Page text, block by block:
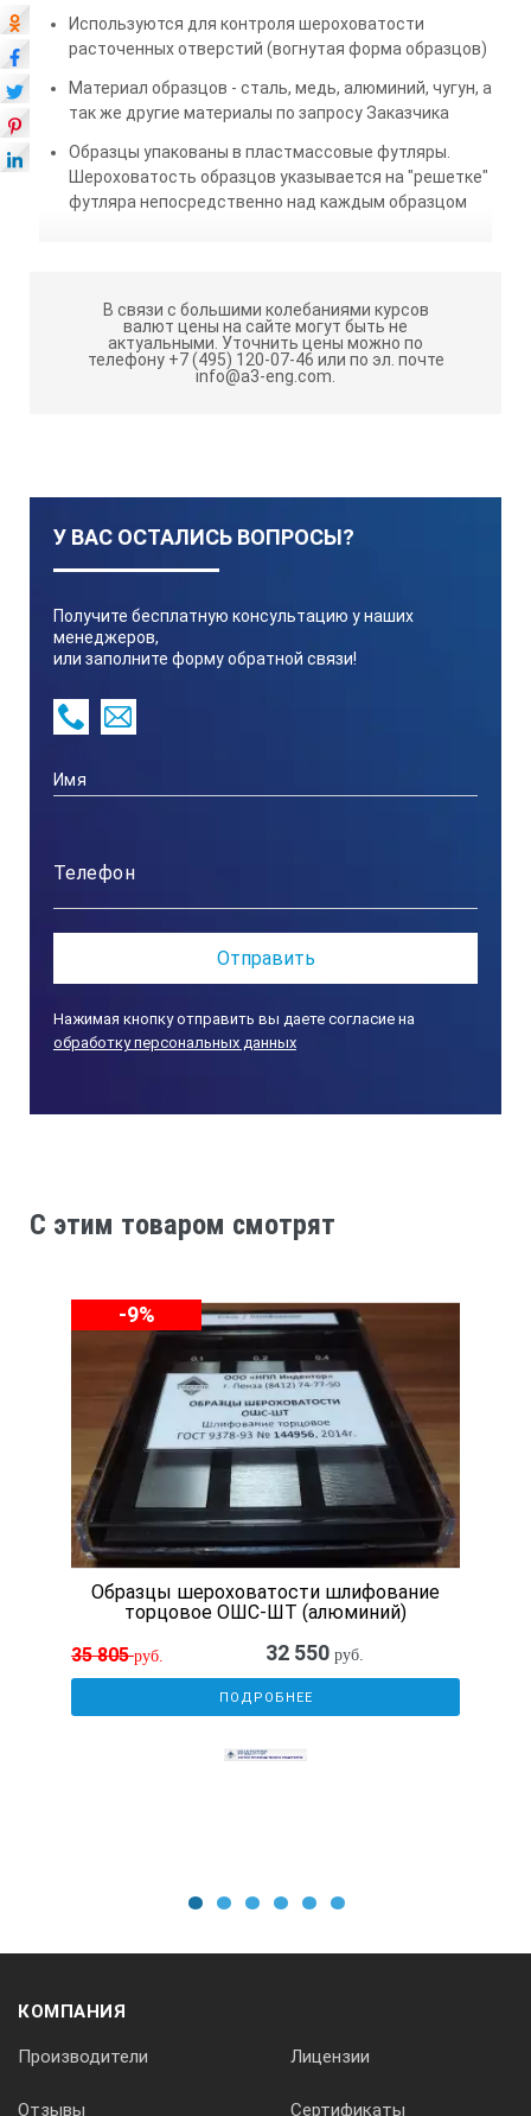
Используются для контроля шероховатости
расточенных отверстий (вогнутая форма образцов)
Материал образцов - сталь, медь, алюминий, чугун, а
так же другие материалы по запросу Заказчика
Образцы упакованы в пластмассовые футляры.
Шероховатость образцов указывается на "решетке"
футляра непосредственно над каждым образцом
В связи с большими колебаниями курсов
валют цены на сайте могут быть не
актуальными. Уточнить цены можно по
телефону +7 (495) 120-07-46 или по эл. почте
info@a3-eng.com.
У ВАС ОСТАЛИСЬ ВОПРОСЫ?
Получите бесплатную консультацию у наших
менеджеров,
или заполните форму обратной связи!
Нажимая кнопку отправить вы даете согласие на
обработку персональных данных
C этим товаром смотрят
-9%
Образцы шероховатости шлифование
торцовое ОШС-ШТ (алюминий)
35 805руб. 32 550 руб.
ПОДРОБНЕЕ
КОМПАНИЯ
Производители Лицензии
Отзывы Сертификаты